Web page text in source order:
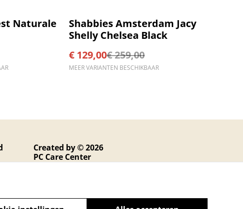
Naturale %
Shabbies Amsterdam Jacy
Shelly Chelsea Black
€ 129,00€ 259,00
MEER VARIANTEN BESCHIKBAAR
Created by © 2026
PC Care Center